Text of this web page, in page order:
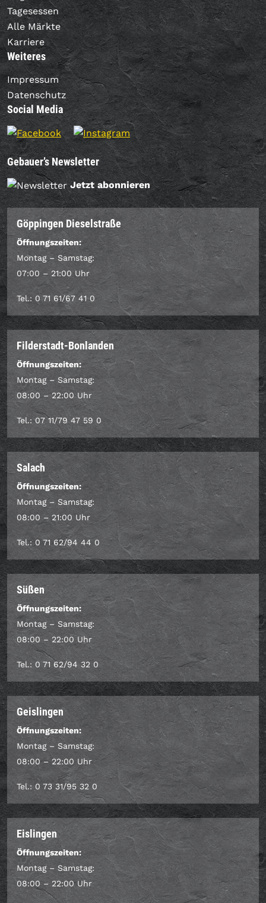
Tagesessen
Alle Märkte
Karriere
Weiteres
Impressum
Datenschutz
Social Media
Gebauer’s Newsletter
Jetzt abonnieren
Göppingen Dieselstraße
Öffnungszeiten:
Montag – Samstag:
07:00 – 21:00 Uhr
Tel.: 0 71 61/67 41 0
Filderstadt-Bonlanden
Öffnungszeiten:
Montag – Samstag:
08:00 – 22:00 Uhr
Tel.: 07 11/79 47 59 0
Salach
Öffnungszeiten:
Montag – Samstag:
08:00 – 21:00 Uhr
Tel.: 0 71 62/94 44 0
Süßen
Öffnungszeiten:
Montag – Samstag:
08:00 – 22:00 Uhr
Tel.: 0 71 62/94 32 0
Geislingen
Öffnungszeiten:
Montag – Samstag:
08:00 – 22:00 Uhr
Tel.: 0 73 31/95 32 0
Eislingen
Öffnungszeiten:
Montag – Samstag:
08:00 – 22:00 Uhr